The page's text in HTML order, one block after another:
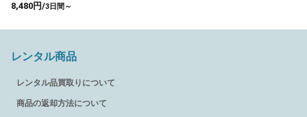
8,480円/3日間～
レンタル商品
レンタル品買取りについて
商品の返却方法について